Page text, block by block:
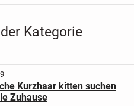
Kategorie
Kurzhaar kitten suchen
Zuhause